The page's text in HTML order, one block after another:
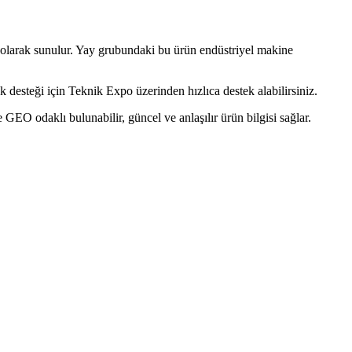
sunulur. Yay grubundaki bu ürün endüstriyel makine
için Teknik Expo üzerinden hızlıca destek alabilirsiniz.
odaklı bulunabilir, güncel ve anlaşılır ürün bilgisi sağlar.